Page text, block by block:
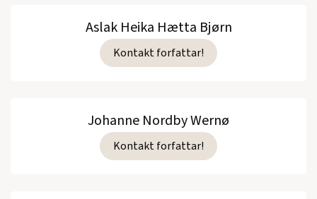
Aslak Heika Hætta Bjørn
Kontakt forfattar!
Johanne Nordby Wernø
Kontakt forfattar!